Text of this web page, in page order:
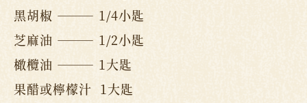
黑胡椒 ——— 1/4小匙
芝麻油 ——— 1/2小匙
橄欖油 ——— 1大匙
果醋或檸檬汁 1大匙